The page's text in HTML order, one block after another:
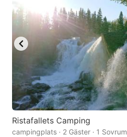
Ristafallets Camping
campingplats · 2 Gäster · 1 Sovrum